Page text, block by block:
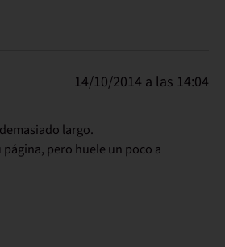
14/10/2014 a las 14:04
largo.
pero huele un poco a